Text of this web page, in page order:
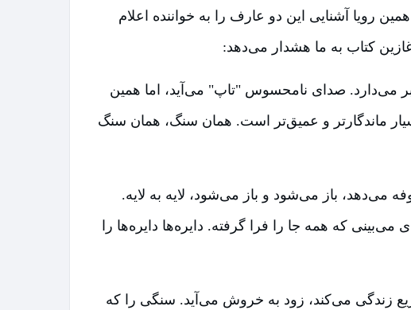
رویا آشنایی این دو عارف را به خواننده اعلام
کتاب به ما هشدار می‌دهد:
می‌دارد. صدای نامحسوس "تاپ" می‌آید، اما همین
ماندگارتر و عمیق‌تر است. همان سنگ، همان سنگ
می‌دهد، باز می‌شود و باز می‌شود، لایه به لایه.
که همه جا را فرا گرفته. دایره‌ها دایره‌ها را
زندگی می‌کند، زود به خروش می‌آید. سنگی را که